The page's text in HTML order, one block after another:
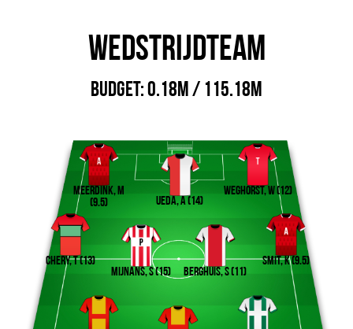
Wedstrijdteam
Budget:0.18M / 115.18M
Smit, K (9.5)
Berghuis, S (11)
Mijnans, S (15)
Chery, T (13)
Meerdink, M
(9.5)
Ueda, A (14)
Weghorst, W (12)